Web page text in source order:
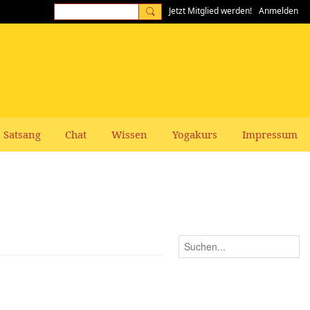
Jetzt Mitglied werden! Anmelden
Satsang Chat Wissen Yogakurs Impressum